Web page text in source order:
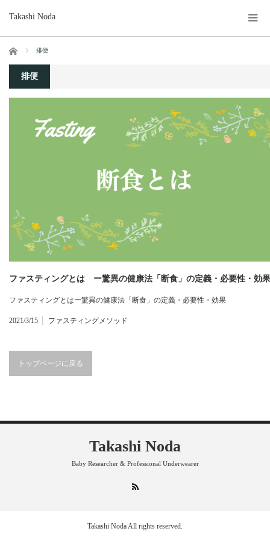
Takashi Noda
ホーム 排便
排便
ファスティングとは ー驚異の健康法「断食」の定義・必要性・効
ファスティングとはー驚異の健康法「断食」の定義・必要性・効果
2021/3/15 ファスティングメソッド
トップページに戻る
Takashi Noda
Baby Researcher & Professional Underwearer
Takashi Noda All rights reserved.